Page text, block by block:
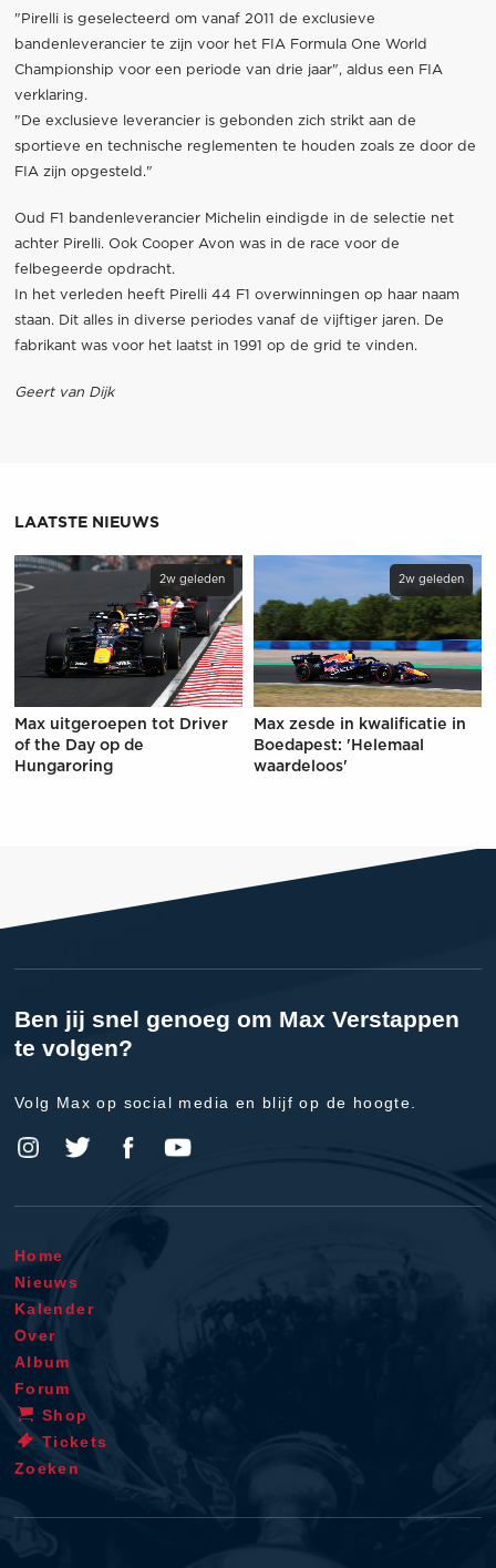
"Pirelli is geselecteerd om vanaf 2011 de exclusieve
bandenleverancier te zijn voor het FIA Formula One World
Championship voor een periode van drie jaar", aldus een FIA
verklaring.
"De exclusieve leverancier is gebonden zich strikt aan de
sportieve en technische reglementen te houden zoals ze door de
FIA zijn opgesteld."
Oud F1 bandenleverancier Michelin eindigde in de selectie net
achter Pirelli. Ook Cooper Avon was in de race voor de
felbegeerde opdracht.
In het verleden heeft Pirelli 44 F1 overwinningen op haar naam
staan. Dit alles in diverse periodes vanaf de vijftiger jaren. De
fabrikant was voor het laatst in 1991 op de grid te vinden.
Geert van Dijk
LAATSTE NIEUWS
2w geleden
Max uitgeroepen tot Driver
of the Day op de
Hungaroring
2w geleden
Max zesde in kwalificatie in
Boedapest: 'Helemaal
waardeloos'
Ben jij snel genoeg om Max Verstappen
te volgen?
Volg Max op social media en blijf op de hoogte.
Home
Nieuws
Kalender
Over
Album
Forum
Shop
Tickets
Zoeken